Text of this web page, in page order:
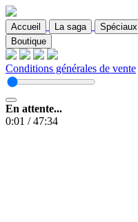
Accueil La saga Spéciaux
Boutique
Conditions générales de vente
En attente...
0:01 /47:34